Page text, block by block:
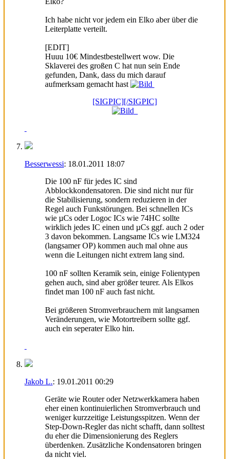
Ich habe nicht vor jedem ein Elko aber über die
Leiterplatte verteilt.
[EDIT]
Huuu 10€ Mindestbestellwert wow. Die
Sklaverei des großen C hat nun sein Ende
gefunden, Dank, dass du mich darauf
aufmerksam gemacht hast
[SIGPIC][/SIGPIC]
Besserwessi: 18.01.2011 18:07
Die 100 nF für jedes IC sind
Abblockkondensatoren. Die sind nicht nur für
die Stabilisierung, sondern reduzieren in der
Regel auch Funkstörungen. Bei schnellen ICs
wie µCs oder Logoc ICs wie 74HC sollte
wirklich jedes IC einen und µCs ggf. auch 2 oder
3 davon bekommen. Langsame ICs wie LM324
(langsamer OP) kommen auch mal ohne aus
wenn die Leitungen nicht extrem lang sind.
100 nF sollten Keramik sein, einige Folientypen
gehen auch, sind aber größer teurer. Als Elkos
findet man 100 nF auch fast nicht.
Bei größeren Stromverbrauchern mit langsamen
Veränderungen, wie Motortreibern sollte ggf.
auch ein seperater Elko hin.
Jakob L.: 19.01.2011 00:29
Geräte wie Router oder Netzwerkkamera haben
eher einen kontinuierlichen Stromverbrauch und
weniger kurzzeitige Leistungsspitzen. Wenn der
Step-Down-Regler das nicht schafft, dann solltest
du eher die Dimensionierung des Reglers
überdenken. Zusätzliche Kondensatoren bringen
da nicht viel.